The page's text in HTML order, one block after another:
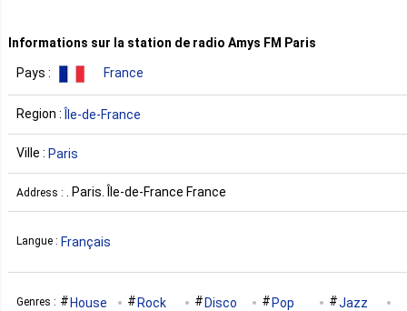
Informations sur la station de radio Amys FM Paris
Pays : France
Region : Île-de-France
Ville : Paris
Address : . Paris. Île-de-France France
Langue : Français
Genres : House Rock Disco Pop Jazz